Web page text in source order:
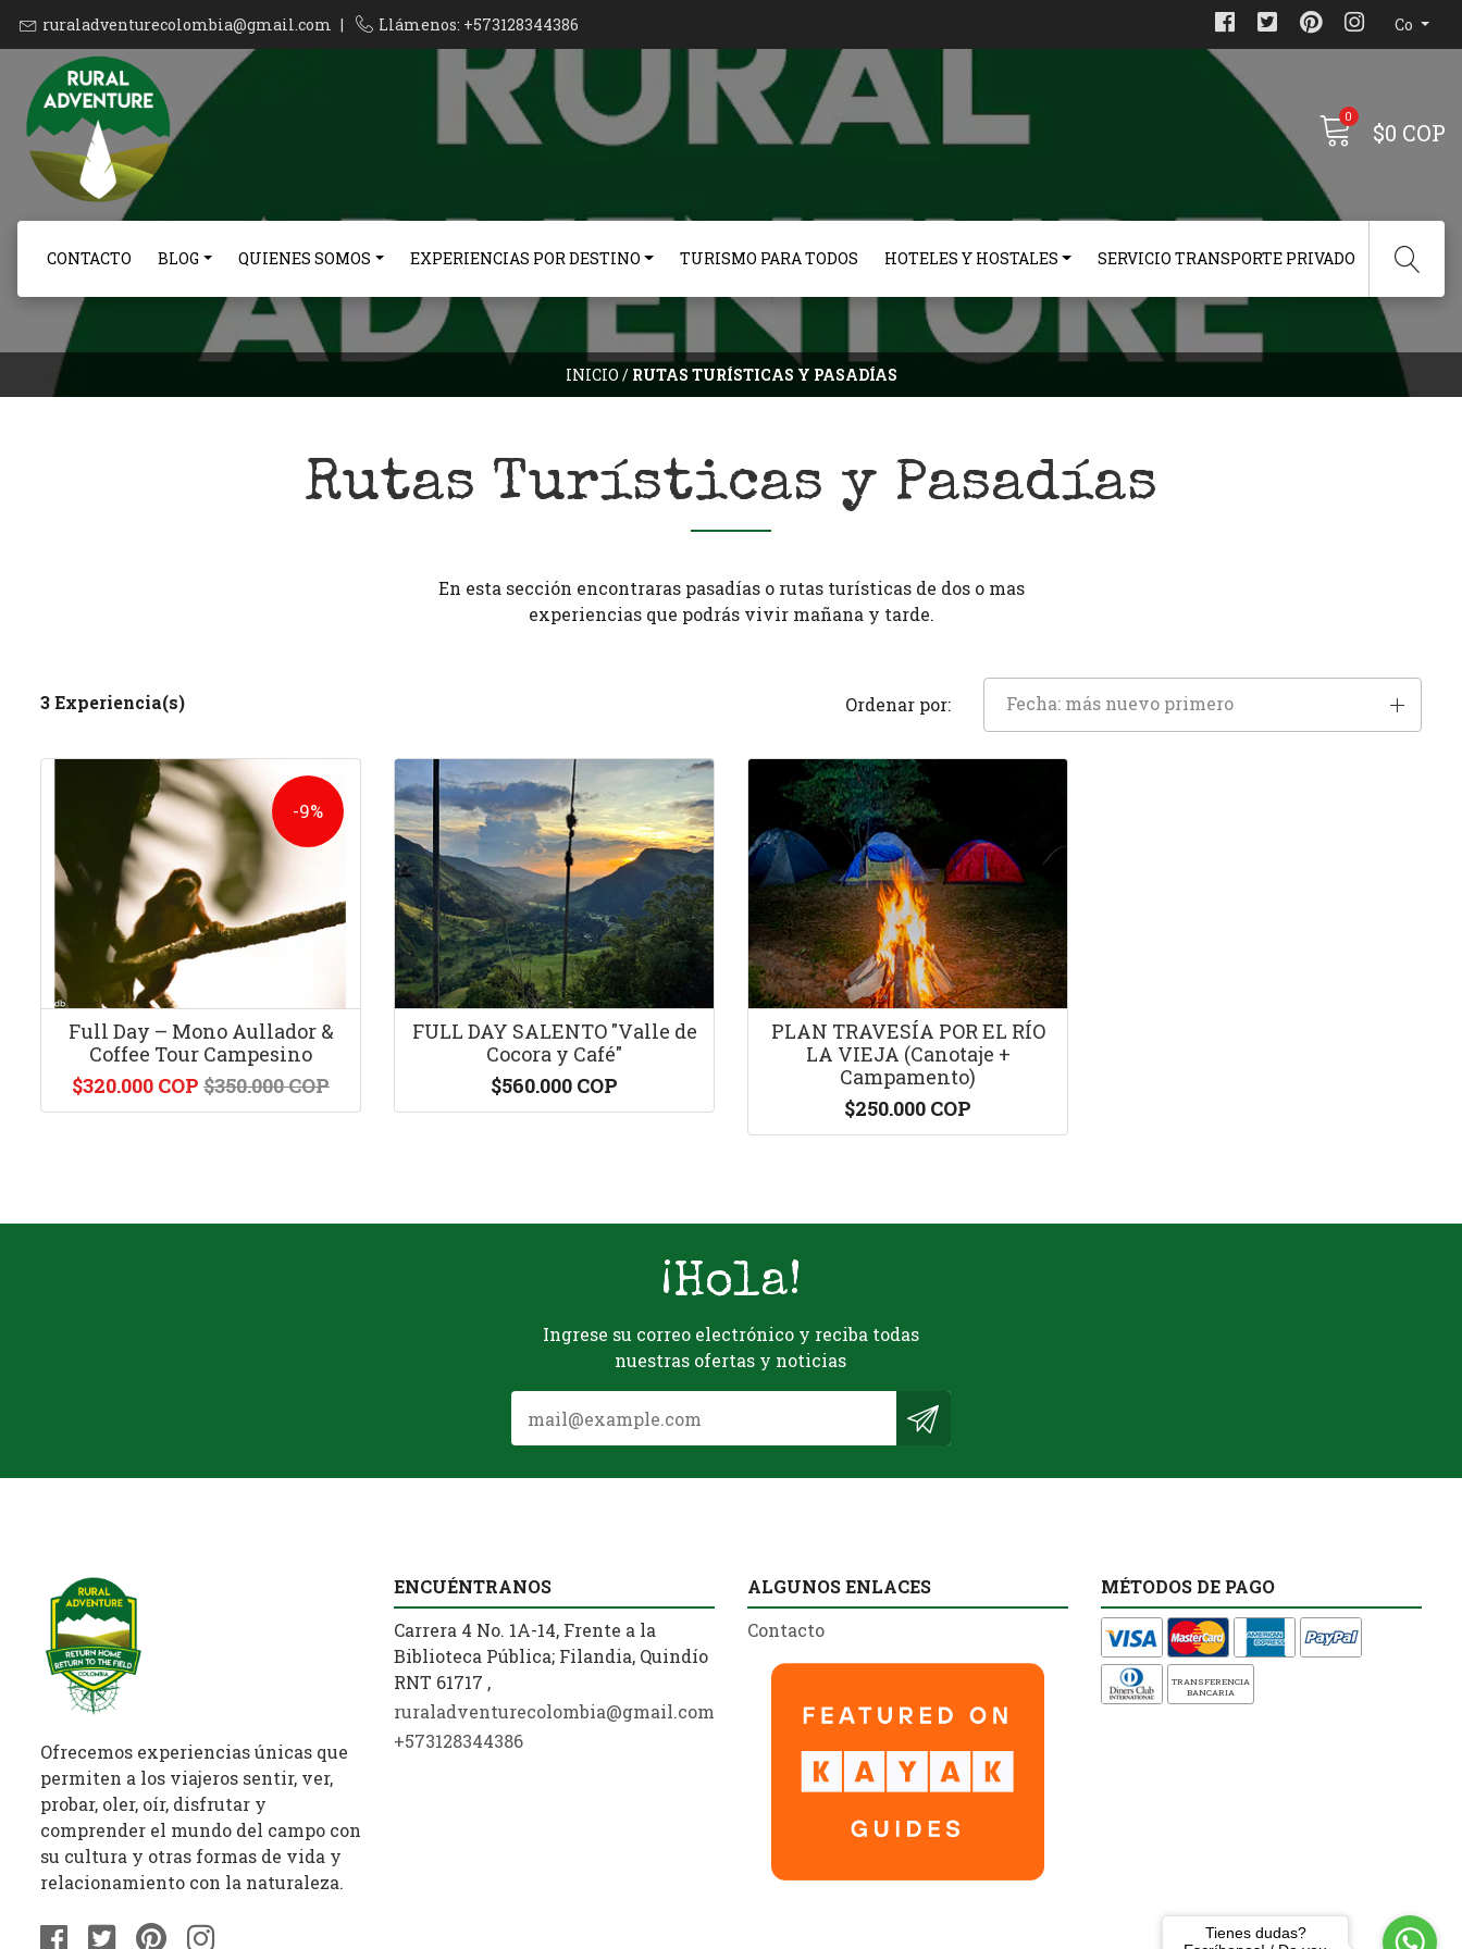
ruraladventurecolombia@gmail.com | Llámenos: +573128344386 Co
0
$0 COP
CONTACTO BLOG QUIENES SOMOS EXPERIENCIAS POR DESTINO TURISMO PARA TODOS HOTELES Y HOSTALES SERVICIO TRANSPORTE PRIVADO
INICIO / RUTAS TURÍSTICAS Y PASADÍAS
Rutas Turísticas y Pasadías
En esta sección encontraras pasadías o rutas turísticas de dos o mas
experiencias que podrás vivir mañana y tarde.
3 Experiencia(s) Ordenar por: Fecha: más nuevo primero
-9%
Full Day – Mono Aullador &
Coffee Tour Campesino
$320.000 COP $350.000 COP
FULL DAY SALENTO "Valle de
Cocora y Café"
$560.000 COP
PLAN TRAVESÍA POR EL RÍO
LA VIEJA (Canotaje +
Campamento)
$250.000 COP
¡Hola!
Ingrese su correo electrónico y reciba todas
nuestras ofertas y noticias
Ofrecemos experiencias únicas que
permiten a los viajeros sentir, ver,
probar, oler, oír, disfrutar y
comprender el mundo del campo con
su cultura y otras formas de vida y
relacionamiento con la naturaleza.
ENCUÉNTRANOS
Carrera 4 No. 1A-14, Frente a la
Biblioteca Pública; Filandia, Quindío
RNT 61717 ,
ruraladventurecolombia@gmail.com
+573128344386
ALGUNOS ENLACES
Contacto
MÉTODOS DE PAGO
TRANSFERENCIA
BANCARIA
Tienes dudas?